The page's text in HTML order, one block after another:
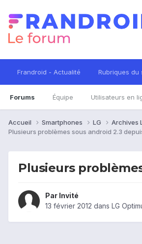
Frandroid - Actualité Rubriques du
Forums Équipe Utilisateurs en
Accueil Smartphones LG Archives
Plusieurs problèmes sous android 2.3
Plusieurs
Par Invité
13 février 2012 dans LG